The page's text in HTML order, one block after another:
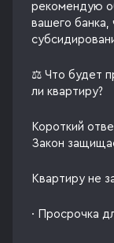
рекомендую
вашего банка,
⚖ Что будет
ли квартиру?
Короткий
Закон
Квартиру не
· Просрочка